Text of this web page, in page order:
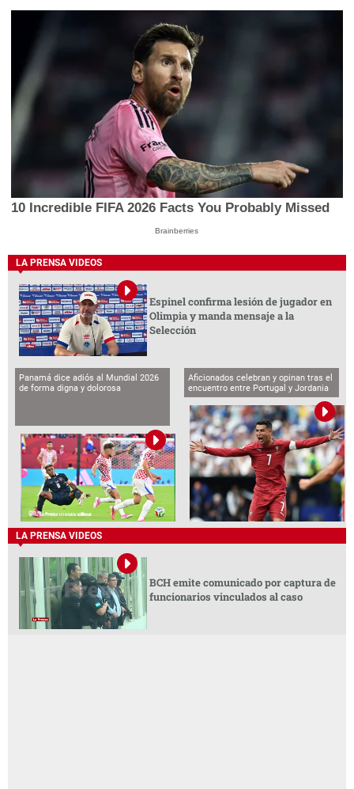
10 Incredible FIFA 2026 Facts You Probably Missed
Brainberries
LA PRENSA VIDEOS
Espinel confirma lesión de jugador en
Olimpia y manda mensaje a la
Selección
Panamá dice adiós al Mundial 2026
de forma digna y dolorosa
Aficionados celebran y opinan tras el
encuentro entre Portugal y Jordania
LA PRENSA VIDEOS
BCH emite comunicado por captura de
funcionarios vinculados al caso